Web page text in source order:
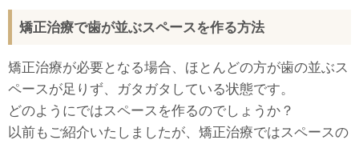
矯正治療で歯が並ぶスペースを作る方法
矯正治療が必要となる場合、ほとんどの方が歯の並ぶス
ペースが足りず、ガタガタしている状態です。
どのようにではスペースを作るのでしょうか？
以前もご紹介いたしましたが、矯正治療ではスペースの